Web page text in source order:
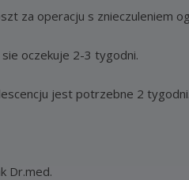
za operacju s znieczuleniem
oczekuje 2-3 tygodni.
jest potrzebne 2 tygodni.
Dr.med.